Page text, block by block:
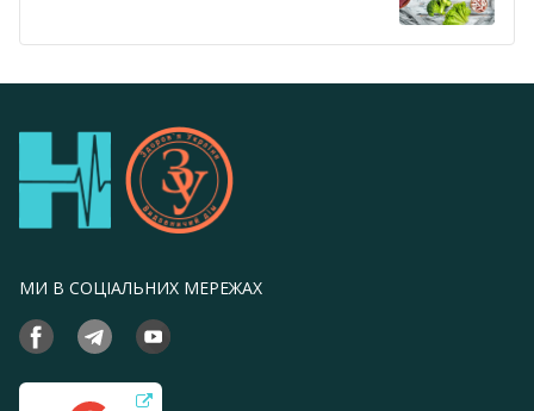
МИ В СОЦІАЛЬНИХ МЕРЕЖАХ